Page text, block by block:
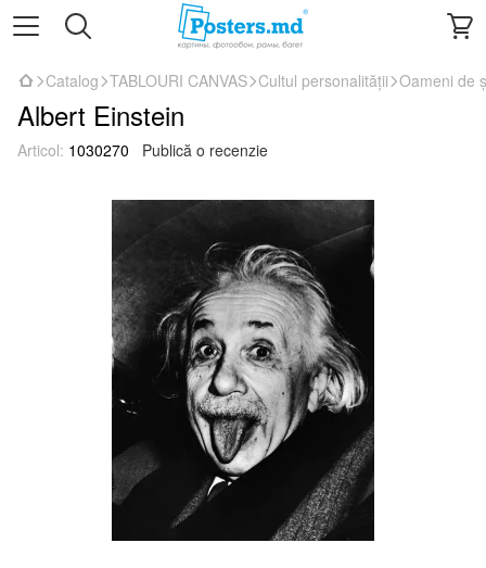
Catalog TABLOURI CANVAS Cultul personalității Oameni de
Albert Einstein
Articol: 1030270 Publică o recenzie